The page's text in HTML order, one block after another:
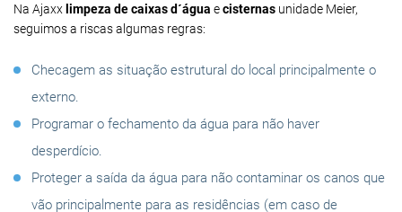
Na Ajaxx limpeza de caixas d´água ecisternas unidade Meier,
seguimos a riscas algumas regras:
Checagem as situação estrutural do local principalmente o
externo.
Programar o fechamento da água para não haver
desperdício.
Proteger a saída da água para não contaminar os canos que
vão principalmente para as residências (em caso de